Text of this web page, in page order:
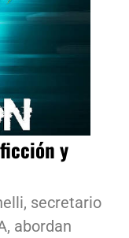
y
secretario
abordan